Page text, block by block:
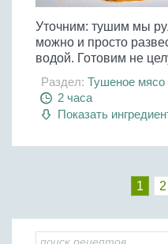
Уточним: тушим мы
можно и просто
водой. Готовим не
Раздел: Тушеное мясо
2 часа
Показать
1 2